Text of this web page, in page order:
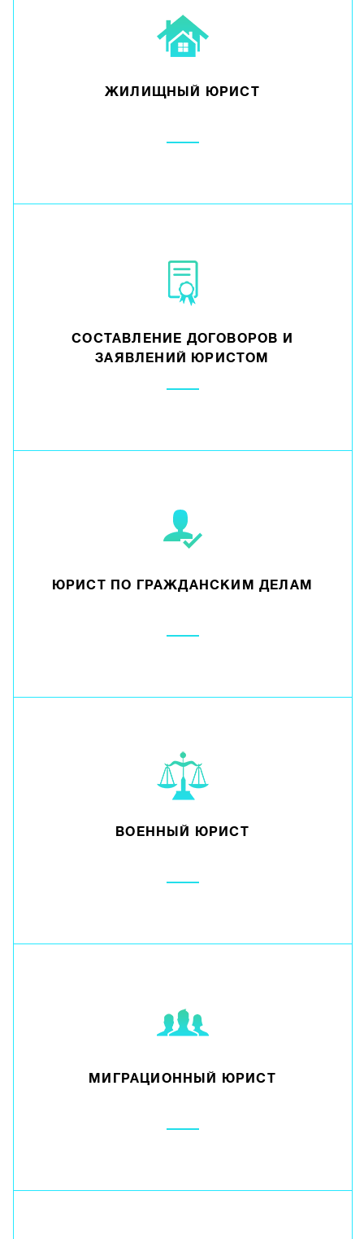
ЖИЛИЩНЫЙ ЮРИСТ
СОСТАВЛЕНИЕ ДОГОВОРОВ И
ЗАЯВЛЕНИЙ ЮРИСТОМ
ЮРИСТ ПО ГРАЖДАНСКИМ ДЕЛАМ
ВОЕННЫЙ ЮРИСТ
МИГРАЦИОННЫЙ ЮРИСТ